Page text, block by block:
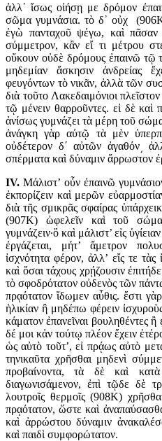
ἀλλ᾽ ἴσως οἰήσῃ με δρόμον
σῶμα γυμνάσια. τὸ δ᾽ οὐχ
ἐγὼ πανταχοῦ ψέγω, καὶ πᾶσαν
σύμμετρον, κἂν εἴ τι μέτρου
οὔκουν οὐδὲ δρόμους ἐπαινῶ τῷ
μηδεμίαν ἄσκησιν
φευγόντων τὸ νικᾶν, ἀλλὰ τῶν
διὰ τοῦτο Λακεδαιμόνιοι
τῷ μένειν θαρροῦντες. εἰ δὲ καὶ
ἀνίσως γυμνάζει τὰ μέρη τοῦ
ἀνάγκη γὰρ αὐτῷ τὰ μὲν
οὐδέτερον δ΄ αὐτῶν ἀγαθόν͵
σπέρματα καὶ δύναμιν ἄρρωστον
IV. Μάλιστ’ οὖν ἐπαινῶ
ἐκπορίζειν καὶ μερῶν
διὰ τῆς σμικρᾶς σφαίρας
(907K) ὠφελεῖν καὶ τοῦ
γυμνάζειν·ὃ καὶ μάλιστ’ εἰς
ἐργάζεται, μήτ’ ἄμετρον
ἰσχνότητα φέρον, ἀλλ’ εἴς τε τὰς
καὶ ὅσαι τάχους χρῄζουσιν
τὸ σφοδρότατον οὐδενὸς τῶν
πρᾳότατον ἴδωμεν αὖθις. ἔστι
ἡλικίαν ἢ μηδέπω φέρειν
κάματον ἐπανεῖναι βουληθέντες
δέ μοι κἀν τούτῳ πλέον ἔχειν
ὡς αὐτὸ τοῦτ’, εἰ πρᾴως αὐτὸ
τηνικαῦτα χρῆσθαι μηδενὶ
προβαίνοντα, τὰ δὲ καὶ
διαγωνισάμενον, ἐπὶ τῷδε δὲ
λουτροῖς θερμοῖς (908K)
πρᾳότατον, ὥστε καὶ
καὶ ἀρρώστου δύναμιν
καὶ παιδὶ συμφορώτατον.